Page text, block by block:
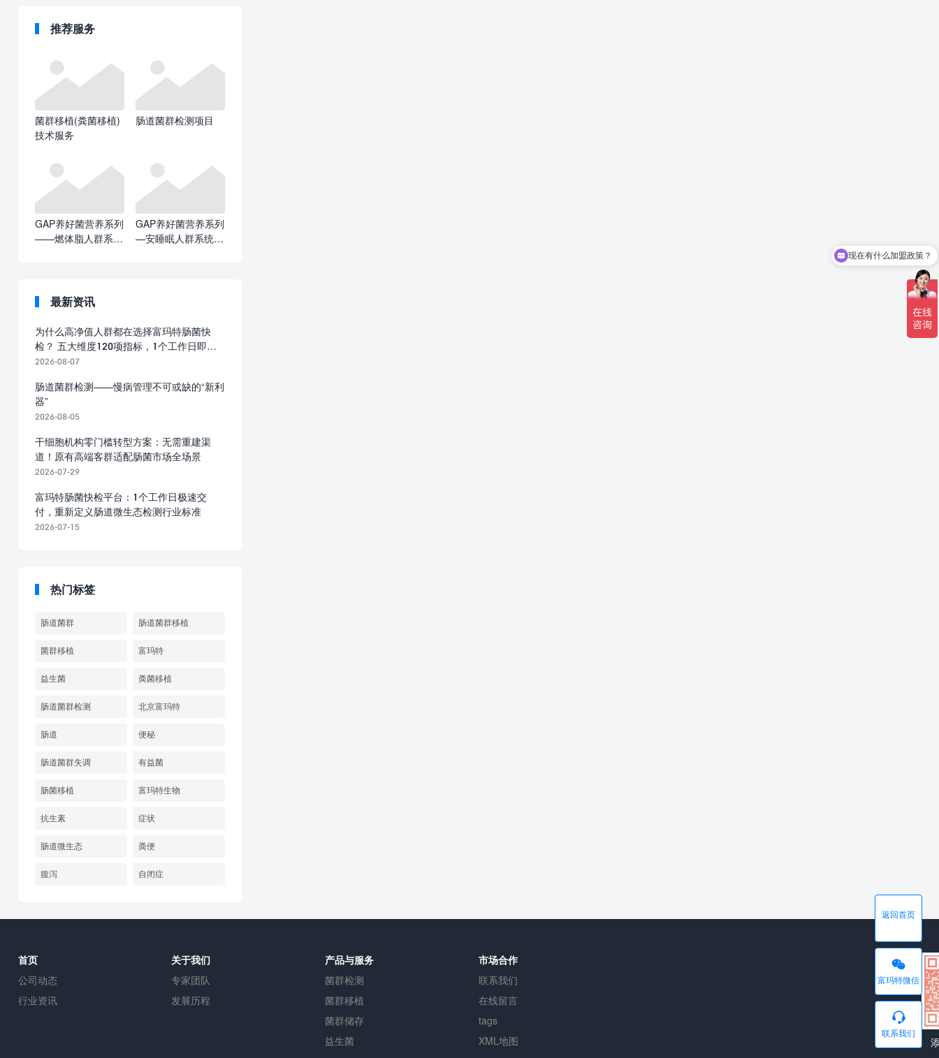
推荐服务
菌群移植(粪菌移植)
技术服务
肠道菌群检测项目
GAP养好菌营养系列
——燃体脂人群系统
GAP养好菌营养系列
—安睡眠人群系统解
最新资讯
为什么高净值人群都在选择富玛特肠菌快
检？ 五大维度120项指标，1个工作日即可
出报告
2026-08-07
肠道菌群检测——慢病管理不可或缺的“新利
器”
2026-08-05
干细胞机构零门槛转型方案：无需重建渠
道！原有高端客群适配肠菌市场全场景
2026-07-29
富玛特肠菌快检平台：1个工作日极速交
付，重新定义肠道微生态检测行业标准
2026-07-15
热门标签
肠道菌群 肠道菌群移植
菌群移植 富玛特
益生菌 粪菌移植
肠道菌群检测 北京富玛特
肠道 便秘
肠道菌群失调 有益菌
肠菌移植 富玛特生物
抗生素 症状
肠道微生态 粪便
腹泻 自闭症
返回首页
富玛特微信
联系我们
首页
公司动态
行业资讯
关于我们
专家团队
发展历程
产品与服务
菌群检测
菌群移植
菌群储存
益生菌
市场合作
联系我们
在线留言
tags
XML地图
现在有什么加盟政策？